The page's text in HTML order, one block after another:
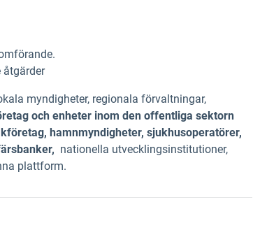
åtgärder
myndigheter, regionala förvaltningar,
och enheter inom den offentliga sektorn
hamnmyndigheter, sjukhusoperatörer,
nationella utvecklingsinstitutioner,
plattform.